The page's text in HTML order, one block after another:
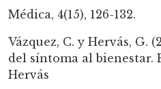
Médica, 4(15), 126-132.
Vázquez, C. y Hervás, G.
del síntoma al bienestar.
Hervás